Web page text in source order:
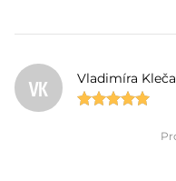
VK Vladimíra